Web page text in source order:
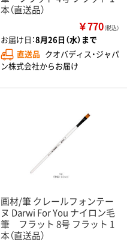
本（直送品）
￥770（税込）
お届け日：8月26日（水）まで
直送品 クオバディス・ジャパ
ン株式会社からお届け
画材/筆 クレールフォンテー
ヌ Darwi For You ナイロン毛
筆 フラット 8号 フラット 1
本（直送品）